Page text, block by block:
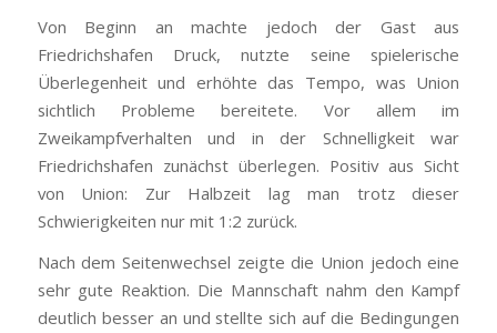
Von Beginn an machte jedoch der Gast aus
Friedrichshafen Druck, nutzte seine spielerische
Überlegenheit und erhöhte das Tempo, was Union
sichtlich Probleme bereitete. Vor allem im
Zweikampfverhalten und in der Schnelligkeit war
Friedrichshafen zunächst überlegen. Positiv aus Sicht
von Union: Zur Halbzeit lag man trotz dieser
Schwierigkeiten nur mit 1:2 zurück.
Nach dem Seitenwechsel zeigte die Union jedoch eine
sehr gute Reaktion. Die Mannschaft nahm den Kampf
deutlich besser an und stellte sich auf die Bedingungen